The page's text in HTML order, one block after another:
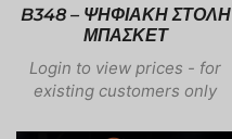
B348 – ΨΗΦΙΑΚΗ ΣΤΟΛΗ
ΜΠΑΣΚΕΤ
Login to view prices - for
existing customers only